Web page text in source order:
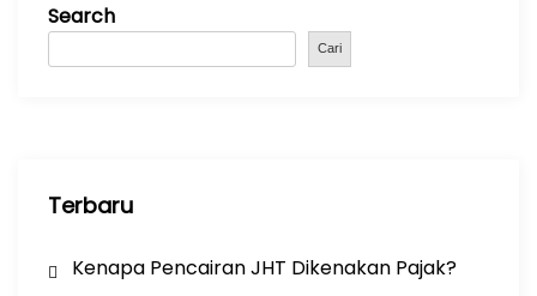
o
o
p
p
m
Search
Cari
Terbaru
Kenapa Pencairan JHT Dikenakan Pajak?